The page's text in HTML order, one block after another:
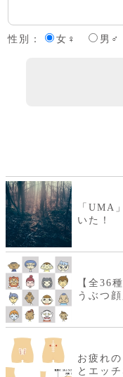
性別：
女♀ 男♂
「UMA
いた！
【全36
うぶつ
お疲れ
とエッ